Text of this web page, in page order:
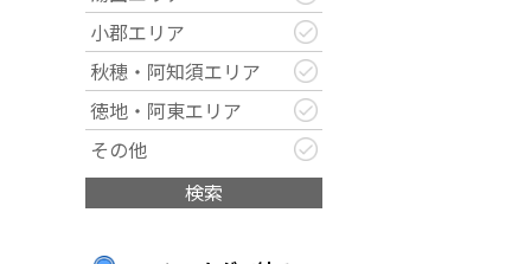
小郡エリア
秋穂・阿知須エリア
徳地・阿東エリア
その他
検索